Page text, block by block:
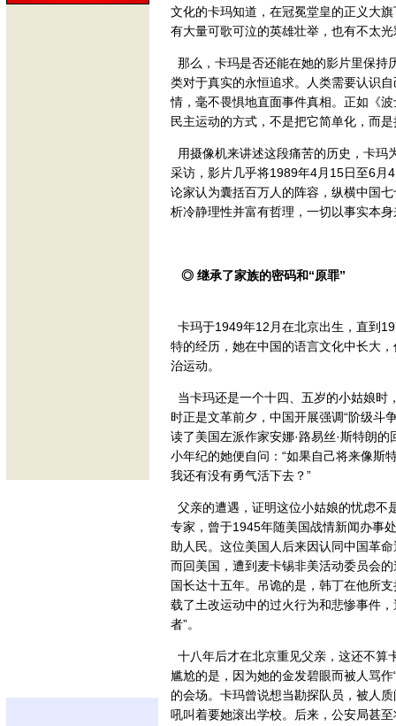
文化的卡玛知道，在冠冕堂皇的正义大
有大量可歌可泣的英雄壮举，也有不太
那么，卡玛是否还能在她的影片里保持
类对于真实的永恒追求。人类需要认识
情，毫不畏惧地直面事件真相。正如《
民主运动的方式，不是把它简单化，而
用摄像机来讲述这段痛苦的历史，卡玛
采访，影片几乎将1989年4月15日至6月
论家认为囊括百万人的阵容，纵横中国
析冷静理性并富有哲理，一切以事实本
◎ 继承了家族的密码和“原罪”
卡玛于1949年12月在北京出生，直到
特的经历，她在中国的语言文化中长大
治运动。
当卡玛还是一个十四、五岁的小姑娘时
时正是文革前夕，中国开展强调“阶级斗
读了美国左派作家安娜·路易丝·斯特朗
小年纪的她便自问：“如果自己将来像斯
我还有没有勇气活下去？”
父亲的遭遇，证明这位小姑娘的忧虑
专家，曾于1945年随美国战情新闻办事
助人民。这位美国人后来因认同中国革
而回美国，遭到麦卡锡非美活动委员会
国长达十五年。吊诡的是，韩丁在他所
载了土改运动中的过火行为和悲惨事件
者”。
十八年后才在北京重见父亲，这还不算
尴尬的是，因为她的金发碧眼而被人骂
的会场。卡玛曾说想当勘探队员，被人
吼叫着要她滚出学校。后来，公安局甚